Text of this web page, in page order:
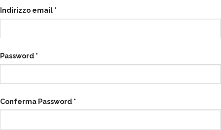
Indirizzo email *
Password *
Conferma Password *